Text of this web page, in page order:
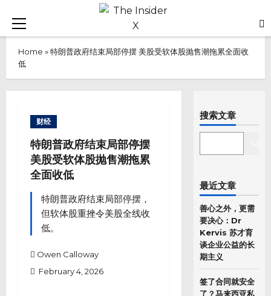
content
Primary
Home »特朗普政府结束局部停摆 美股受软体股抛售潮拖累全面收
低
财经
特朗普政府结束局部停摆
美股受软体股抛售潮拖累
全面收低
特朗普政府结束局部停摆，
但软体股重挫令美股全线收
低。
Owen Calloway
February 4, 2026
搜索文章
最近文章
善心之外，更需
要决心：Dr
Kervis 苏才育
谈企业公益的长
期主义
签了合同就安全
了？马来西亚私